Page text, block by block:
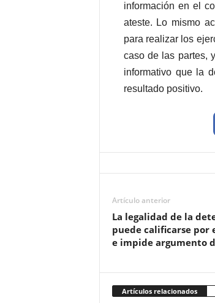
información en el
ateste. Lo mismo
para realizar los
caso de las partes,
informativo que la
resultado positivo.
Artículo anterior
La legalidad de la
puede calificarse por
e impide argumento
Artículos relacionados